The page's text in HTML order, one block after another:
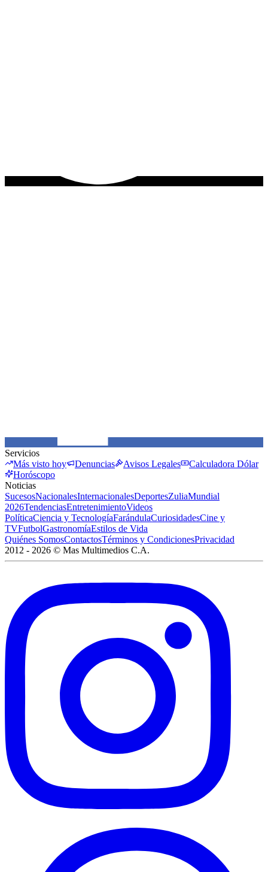
Servicios
Más visto hoy
Denuncias Avisos Legales
Calculadora Dólar
Horóscopo
Noticias
SucesosNacionalesInternacionalesDeportesZuliaMundial
2026TendenciasEntretenimientoVideos
PolíticaCiencia y TecnologíaFarándulaCuriosidadesCine y
TVFutbolGastronomíaEstilos de Vida
Quiénes SomosContactosTérminos y CondicionesPrivacidad
2012 - 2026 © Mas Multimedios C.A.